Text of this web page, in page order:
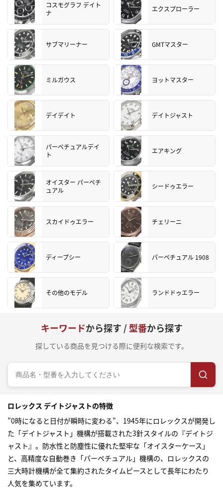
コスモグラフ デイト
ナ
エクスプローラー
サブマリーナー GMTマスター
ミルガウス ヨットマスター
デイデイト デイトジャスト
パーペチュアルデイ
ト
エアキング
オイスター パーペチ
ュアル
シードゥエラー
スカイドゥエラー チェリーニ
ディープシー パーペチュアル 1908
その他のモデル ランドドゥエラー
キーワードから探す /型番から探す
探している商品を見つける際に便利な検索です。
ロレックス デイトジャストの特徴
”0時になると日付が瞬時に変わる”、1945年にロレックスが開発し
た「デイトジャスト」機構が搭載された3針スタイルの『デイトジ
ャスト』。防水性と防塵性に優れた堅牢な「オイスターケース」
と、高精度な自動巻き「パーペチュアル」機構の、ロレックスの
三大時計機構が全て集約されたタイムピースとして長年にわたり
人気を集めています。